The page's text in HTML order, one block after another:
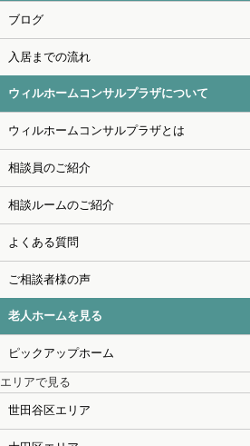
ブログ
入居までの流れ
ウィルホームコンサルプラザについて
ウィルホームコンサルプラザとは
相談員のご紹介
相談ルームのご紹介
よくある質問
ご相談者様の声
老人ホームを見る
ピックアップホーム
エリアで見る
世田谷区エリア